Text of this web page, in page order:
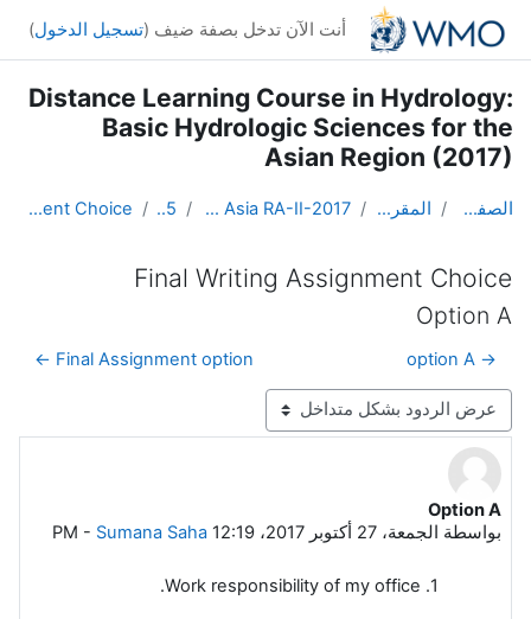
تخطى إلى المحتوى الرئيسي
أنت الآن تدخل بصفة ضيف (تسجيل الدخول)
Distance Learning Course in Hydrology:
Basic Hydrologic Sciences for the
Asian Region (2017)
الصفحة الرئيسية المقررات الدراسية DL Course in Hydrology - Asia RA-II-2017
Topic 5
Final Writing Assignment Choice
Final Writing Assignment Choice
Option A
→ option A
Final Assignment option ←
نمط العرض
Option A
بواسطة الجمعة، 27 أكتوبر 2017، 12:19 PM - Sumana Saha
عدد الردود: 0
1. Work responsibility of my office.